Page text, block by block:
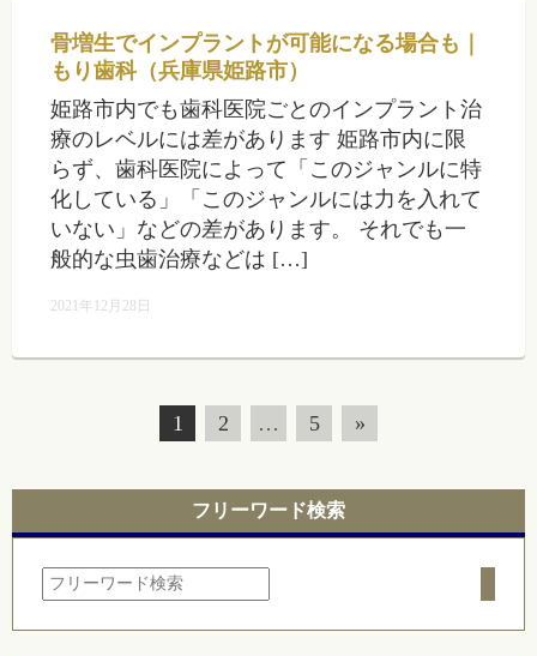
骨増生でインプラントが可能になる場合も｜
もり歯科（兵庫県姫路市）
姫路市内でも歯科医院ごとのインプラント治
療のレベルには差があります 姫路市内に限
らず、歯科医院によって「このジャンルに特
化している」「このジャンルには力を入れて
いない」などの差があります。 それでも一
般的な虫歯治療などは […]
2021年12月28日
1 2 … 5 »
フリーワード検索